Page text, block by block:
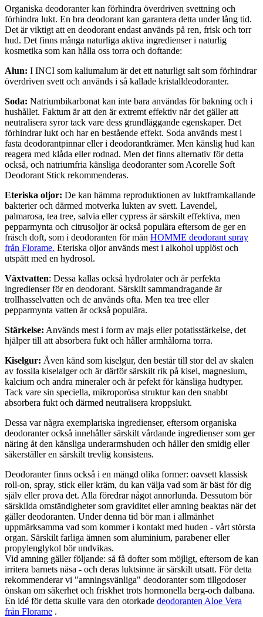
Organiska deodoranter kan förhindra överdriven svettning och
förhindra lukt. En bra deodorant kan garantera detta under lång tid.
Det är viktigt att en deodorant endast används på ren, frisk och torr
hud. Det finns många naturliga aktiva ingredienser i naturlig
kosmetika som kan hålla oss torra och doftande:
Alun: I INCI som kaliumalum är det ett naturligt salt som förhindrar
överdriven svett och används i så kallade kristalldeodoranter.
Soda: Natriumbikarbonat kan inte bara användas för bakning och i
hushållet. Faktum är att den är extremt effektiv när det gäller att
neutralisera syror tack vare dess grundläggande egenskaper. Det
förhindrar lukt och har en bestående effekt. Soda används mest i
fasta deodorantpinnar eller i deodorantkrämer. Men känslig hud kan
reagera med klåda eller rodnad. Men det finns alternativ för detta
också, och natriumfria känsliga deodoranter som Acorelle Soft
Deodorant Stick rekommenderas.
Eteriska oljor: De kan hämma reproduktionen av luktframkallande
bakterier och därmed motverka lukten av svett. Lavendel,
palmarosa, tea tree, salvia eller cypress är särskilt effektiva, men
pepparmynta och citrusoljor är också populära eftersom de ger en
fräsch doft, som i deodoranten för män HOMME deodorant spray
från Florame. Eteriska oljor används mest i alkohol upplöst och
utspätt med en hydrosol.
Växtvatten: Dessa kallas också hydrolater och är perfekta
ingredienser för en deodorant. Särskilt sammandragande är
trollhasselvatten och de används ofta. Men tea tree eller
pepparmynta vatten är också populära.
Stärkelse: Används mest i form av majs eller potatisstärkelse, det
hjälper till att absorbera fukt och håller armhålorna torra.
Kiselgur: Även känd som kiselgur, den består till stor del av skalen
av fossila kiselalger och är därför särskilt rik på kisel, magnesium,
kalcium och andra mineraler och är pefekt för känsliga hudtyper.
Tack vare sin speciella, mikroporösa struktur kan den snabbt
absorbera fukt och därmed neutralisera kroppslukt.
Dessa var några exemplariska ingredienser, eftersom organiska
deodoranter också innehåller särskilt vårdande ingredienser som ger
näring åt den känsliga underarmshuden och håller den smidig eller
säkerställer en särskilt trevlig konsistens.
Deodoranter finns också i en mängd olika former: oavsett klassisk
roll-on, spray, stick eller kräm, du kan välja vad som är bäst för dig
själv eller prova det. Alla föredrar något annorlunda. Dessutom bör
särskilda omständigheter som graviditet eller amning beaktas när det
gäller deodoranten. Under denna tid bör man i allmänhet
uppmärksamma vad som kommer i kontakt med huden - vårt största
organ. Särskilt farliga ämnen som aluminium, parabener eller
propylenglykol bör undvikas.
Vid amning gäller följande: så få dofter som möjligt, eftersom de kan
irritera barnets näsa - och deras luktsinne är särskilt utsatt. För detta
rekommenderar vi "amningsvänliga" deodoranter som tillgodoser
önskan om säkerhet och friskhet trots hormonella berg-och dalbana.
En idé för detta skulle vara den otorkade deodoranten Aloe Vera
från Florame .